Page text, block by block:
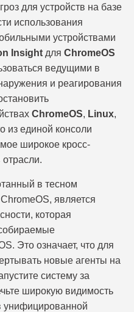
для устройств на базе
использования
устройствами
Insight для ChromeOS
ведущими в
и реагирования
ChromeOS, Linux,
из единой консоли
широкое кросс-
в тесном
является
которая
Это означает, что для
новые агенты на
систему за
широкую видимость
унифицированной